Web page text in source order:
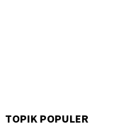
TOPIK POPULER